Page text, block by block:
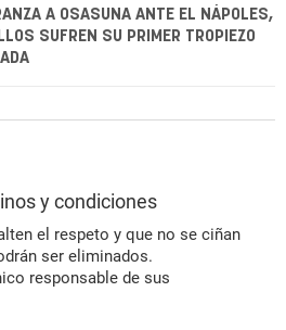
A OSASUNA ANTE EL NÁPOLES,
SUFREN SU PRIMER TROPIEZO
y condiciones
el respeto y que no se ciñan
ser eliminados.
responsable de sus